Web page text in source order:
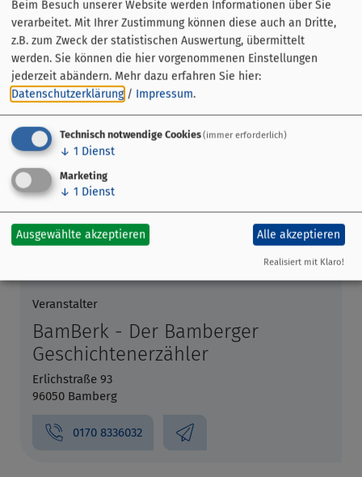
Veranstaltung ohne festen Ort
Veranstalter
BamBerk - Der Bamberger
Geschichtenerzähler
Erlichstraße 93
96050 Bamberg
0170 8336032
Beim Besuch unserer Website werden Informationen über Sie
verarbeitet. Mit Ihrer Zustimmung können diese auch an Dritte,
z.B. zum Zweck der statistischen Auswertung, übermittelt
werden. Sie können die hier vorgenommenen Einstellungen
jederzeit abändern. Mehr dazu erfahren Sie hier:
Datenschutzerklärung / Impressum.
Technisch notwendige Cookies(immer erforderlich)
↓ 1 Dienst
Marketing
↓ 1 Dienst
Ausgewählte akzeptieren Alle akzeptieren
Realisiert mit Klaro!